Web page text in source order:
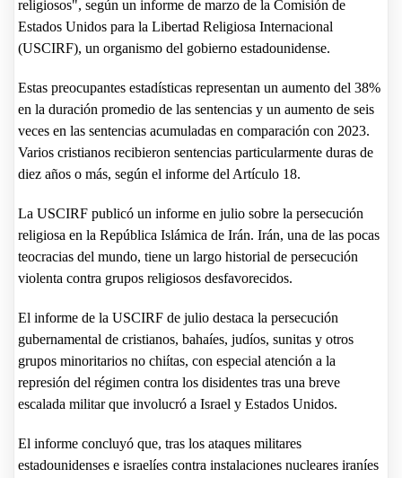
religiosos", según un informe de marzo de la Comisión de
Estados Unidos para la Libertad Religiosa Internacional
(USCIRF), un organismo del gobierno estadounidense.
Estas preocupantes estadísticas representan un aumento del 38%
en la duración promedio de las sentencias y un aumento de seis
veces en las sentencias acumuladas en comparación con 2023.
Varios cristianos recibieron sentencias particularmente duras de
diez años o más, según el informe del Artículo 18.
La USCIRF publicó un informe en julio sobre la persecución
religiosa en la República Islámica de Irán. Irán, una de las pocas
teocracias del mundo, tiene un largo historial de persecución
violenta contra grupos religiosos desfavorecidos.
El informe de la USCIRF de julio destaca la persecución
gubernamental de cristianos, bahaíes, judíos, sunitas y otros
grupos minoritarios no chiítas, con especial atención a la
represión del régimen contra los disidentes tras una breve
escalada militar que involucró a Israel y Estados Unidos.
El informe concluyó que, tras los ataques militares
estadounidenses e israelíes contra instalaciones nucleares iraníes